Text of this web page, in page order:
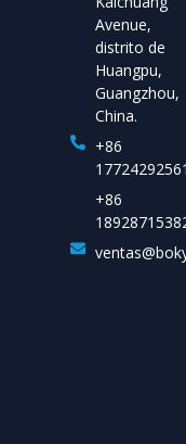
Avenue,
distrito de
Huangpu,
Guangzhou,
China.
+86
+86